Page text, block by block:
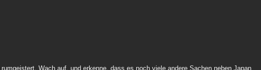
Wach auf, und erkenne, dass es noch viele andere Sachen neben Japan